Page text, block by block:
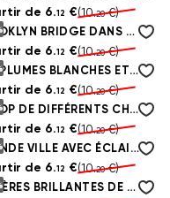
de 6.12 €(10.20€)
BROOKLYN BRIDGE DANS LE CONTEXTE DE LA MÉTROPOLE
de 6.12 €(10.20€)
DES PLUMES BLANCHES ET ÉPAISSES FLOTTENT DANS L'AIR
de 6.12 €(10.20€)
GALOP DE DIFFÉRENTS CHEVAUX QUI CASSENT UNE BRIQUE
de 6.12 €(10.20€)
GRANDE VILLE AVEC ÉCLAIRAGE NOCTURNE
de 6.12 €(10.20€)
LUMIÈRES BRILLANTES DE NEW YORK